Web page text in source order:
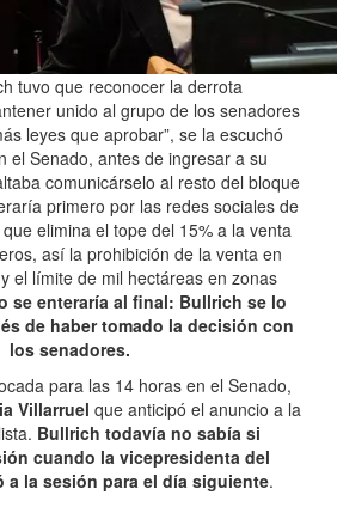
tuvo que reconocer la derrota
unido al grupo de los senadores
leyes que aprobar”, se la escuchó
el Senado, antes de ingresar a su
comunicárselo al resto del bloque
primero por las redes sociales de
elimina el tope del 15% a la venta
así la prohibición de la venta en
el límite de mil hectáreas en zonas
se enteraría al final: Bullrich se lo
de haber tomado la decisión con
los senadores.
para las 14 horas en el Senado,
Villarruel que anticipó el anuncio a la
Bullrich todavía no sabía si
cuando la vicepresidenta del
a la sesión para el día siguiente.